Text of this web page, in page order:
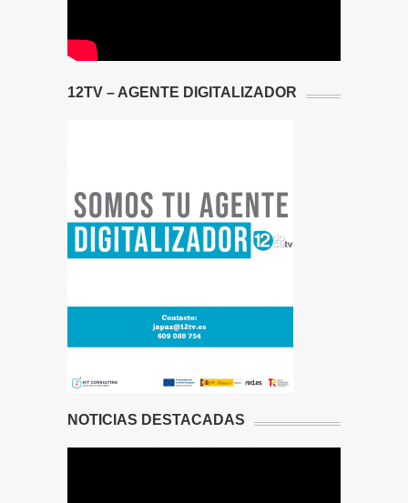
12TV – AGENTE DIGITALIZADOR
NOTICIAS DESTACADAS